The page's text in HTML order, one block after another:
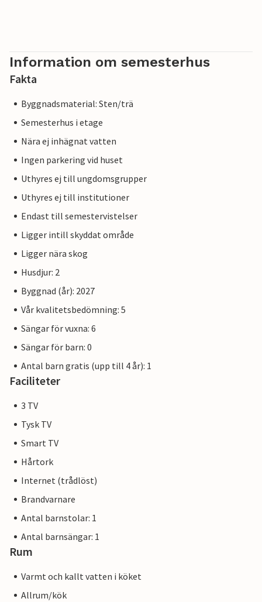
Information om semesterhus
Fakta
Byggnadsmaterial: Sten/trä
Semesterhus i etage
Nära ej inhägnat vatten
Ingen parkering vid huset
Uthyres ej till ungdomsgrupper
Uthyres ej till institutioner
Endast till semestervistelser
Ligger intill skyddat område
Ligger nära skog
Husdjur: 2
Byggnad (år): 2027
Vår kvalitetsbedömning: 5
Sängar för vuxna: 6
Sängar för barn: 0
Antal barn gratis (upp till 4 år): 1
Faciliteter
3 TV
Tysk TV
Smart TV
Hårtork
Internet (trådlöst)
Brandvarnare
Antal barnstolar: 1
Antal barnsängar: 1
Rum
Varmt och kallt vatten i köket
Allrum/kök